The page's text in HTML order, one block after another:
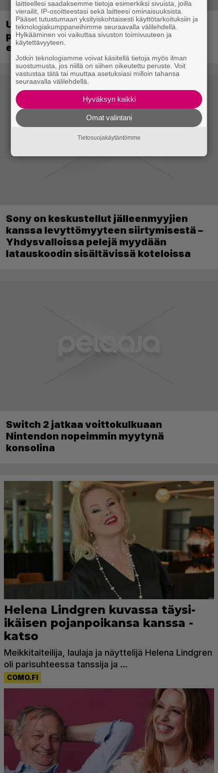
Ubisoft vahvisti uuden Ghost Recon -
pelin – kutsuu pelaajat mukaan
ennakkotestiin
Sony on keskustellut jälleenmyyjien
kanssa levyttömyyteen siirtymisestä –
Yhdysvalloissa pelejä myydään
latauskoodin sisältävissä koteloissa
Switch 2 jatkaa voittokulkuaan
Nintendon nopeimmin myytynä
konsolina
laitteellesi saadaksemme tietoja esimerkiksi sivuista, joilla
vierailit, IP-osoitteestasi sekä laitteesi ominaisuuksista.
Pääset tutustumaan yksityiskohtaisesti käyttötarkoituksiin ja
teknologiakumppaneihimme seuraavalla välilehdellä.
Hylkääminen voi vaikuttaa sivuston toimivuuteen ja
käytettävyyteen.
Jotkin teknologiamme voivat käsitellä tietoja myös ilman
suostumusta, jos niillä on siihen oikeutettu peruste. Voit
vastustaa tätä tai muuttaa asetuksiasi milloin tahansa
seuraavalla välilehdellä.
Hyväksyn kaikki
Omat valintani
Tietosuojakäytäntömme